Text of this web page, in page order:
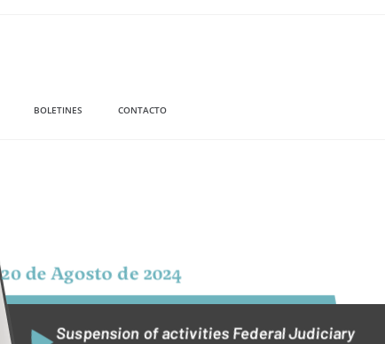
BOLETINES CONTACTO
20 de Agosto de 2024
Suspension of activities Federal Judiciary